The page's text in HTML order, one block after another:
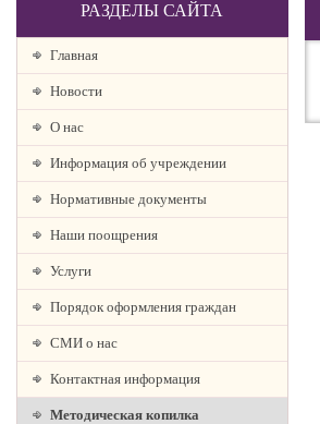
РАЗДЕЛЫ САЙТА
Главная
Новости
О наc
Информация об учреждении
Нормативные документы
Наши поощрения
Услуги
Порядок оформления граждан
СМИ о нас
Контактная информация
Методическая копилка